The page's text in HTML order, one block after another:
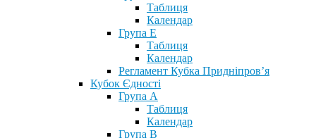
Таблиця
Календар
Група Е
Таблиця
Календар
Регламент Кубка Придніпров’я
Кубок Єдності
Група А
Таблиця
Календар
Група В